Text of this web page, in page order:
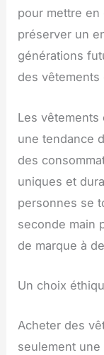
pour mettre
préserver un
générations
des vêtements
Les vêtements
une tendance
des
uniques et
personnes se
seconde main
de marque à
Un choix
Acheter des
seulement